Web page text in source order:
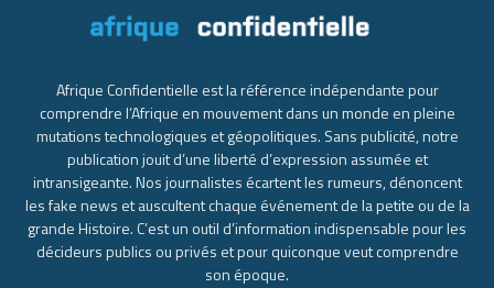
Afrique Confidentielle est la référence indépendante pour
comprendre l’Afrique en mouvement dans un monde en pleine
mutations technologiques et géopolitiques. Sans publicité, notre
publication jouit d’une liberté d’expression assumée et
intransigeante. Nos journalistes écartent les rumeurs, dénoncent
les fake news et auscultent chaque événement de la petite ou de la
grande Histoire. C’est un outil d’information indispensable pour les
décideurs publics ou privés et pour quiconque veut comprendre
son époque.